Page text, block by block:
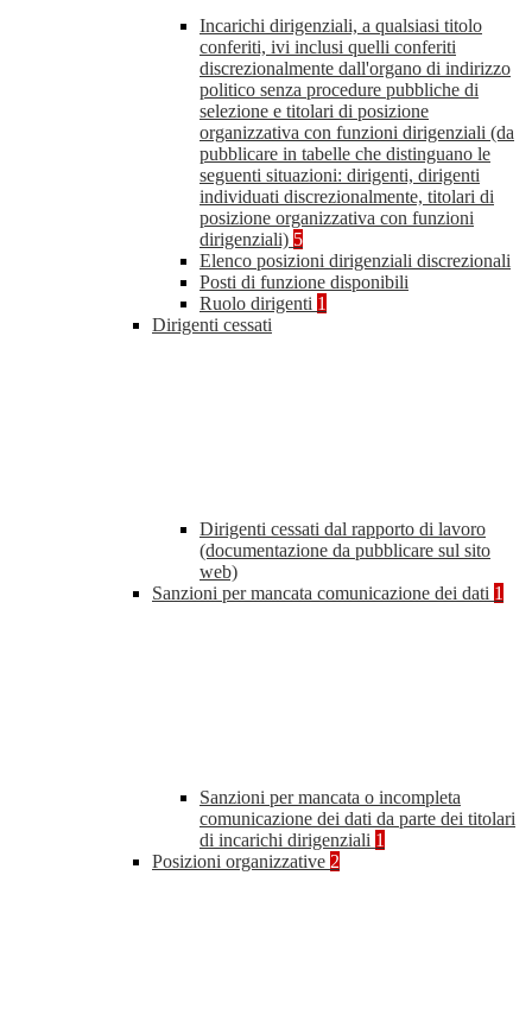
Incarichi dirigenziali, a qualsiasi titolo
conferiti, ivi inclusi quelli conferiti
discrezionalmente dall'organo di indirizzo
politico senza procedure pubbliche di
selezione e titolari di posizione
organizzativa con funzioni dirigenziali (da
pubblicare in tabelle che distinguano le
seguenti situazioni: dirigenti, dirigenti
individuati discrezionalmente, titolari di
posizione organizzativa con funzioni
dirigenziali) 5
Elenco posizioni dirigenziali discrezionali
Posti di funzione disponibili
Ruolo dirigenti 1
Dirigenti cessati
Dirigenti cessati dal rapporto di lavoro
(documentazione da pubblicare sul sito
web)
Sanzioni per mancata comunicazione dei dati 1
Sanzioni per mancata o incompleta
comunicazione dei dati da parte dei titolari
di incarichi dirigenziali 1
Posizioni organizzative 2